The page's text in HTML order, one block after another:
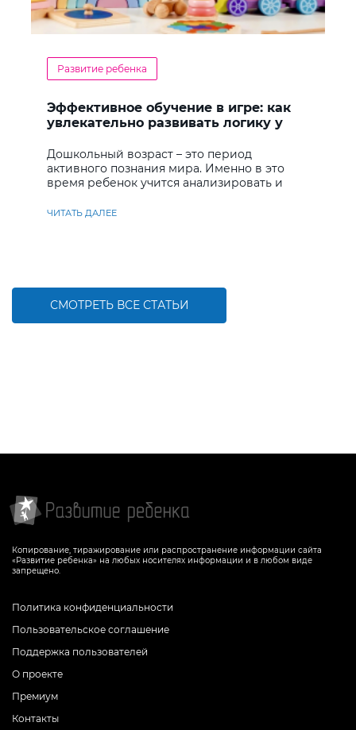
Развитие ребенка
Эффективное обучение в игре: как
увлекательно развивать логику у
Дошкольный возраст – это период
активного познания мира. Именно в это
время ребенок учится анализировать и
ЧИТАТЬ ДАЛЕЕ
СМОТРЕТЬ ВСЕ СТАТЬИ
Копирование, тиражирование или распространение информации сайта
«Развитие ребенка» на любых носителях информации и в любом виде
запрещено.
Политика конфиденциальности
Пользовательское соглашение
Поддержка пользователей
О проекте
Премиум
Контакты